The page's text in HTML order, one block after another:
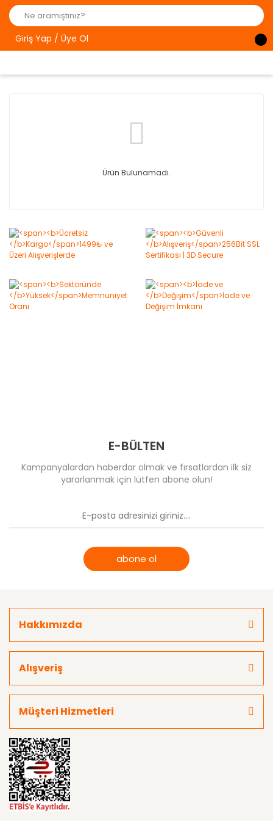
Giriş Yap / Üye Ol
Ürün Bulunamadı.
E-BÜLTEN
Kampanyalardan haberdar olmak ve fırsatlardan ilk siz
yararlanmak için lütfen abone olun!
abone ol
Hakkımızda
Alışveriş
Müşteri Hizmetleri